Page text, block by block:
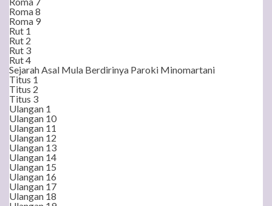
Roma 8
Roma 9
Rut 1
Rut 2
Rut 3
Rut 4
Sejarah Asal Mula Berdirinya Paroki Minomartani
Titus 1
Titus 2
Titus 3
Ulangan 1
Ulangan 10
Ulangan 11
Ulangan 12
Ulangan 13
Ulangan 14
Ulangan 15
Ulangan 16
Ulangan 17
Ulangan 18